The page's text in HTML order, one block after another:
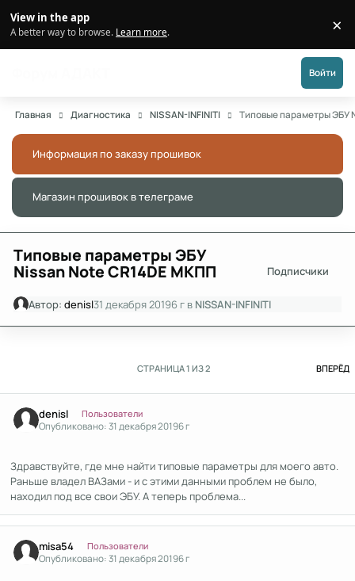
View in the app
A better way to browse. Learn more. ×
Войти
Главная Диагностика NISSAN-INFINITI Типовые параметры ЭБУ
Информация по заказу прошивок
Магазин прошивок в телеграме
Типовые параметры ЭБУ
Nissan Note CR14DE МКПП Подписчики
Автор:denisl31 декабря 20196 г в NISSAN-INFINITI
ВПЕРЁД
СТРАНИЦА 1 ИЗ 2
denisl Пользователи
Опубликовано:31 декабря 20196 г
Здравствуйте, где мне найти типовые параметры для моего авто.
Раньше владел ВАЗами - и с этими данными проблем не было,
находил под все свои ЭБУ. А теперь проблема...
misa54 Пользователи
Опубликовано:31 декабря 20196 г